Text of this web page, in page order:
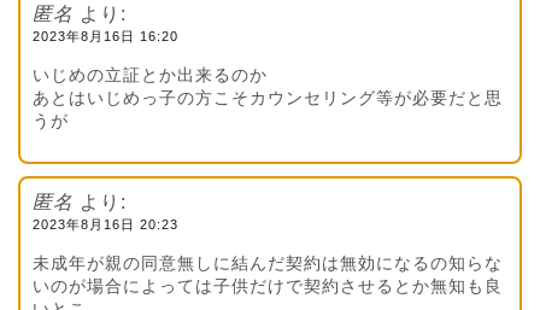
匿名 より:
2023年8月16日 16:20
いじめの立証とか出来るのか
あとはいじめっ子の方こそカウンセリング等が必要だと思
うが
匿名 より:
2023年8月16日 20:23
未成年が親の同意無しに結んだ契約は無効になるの知らな
いのが場合によっては子供だけで契約させるとか無知も良